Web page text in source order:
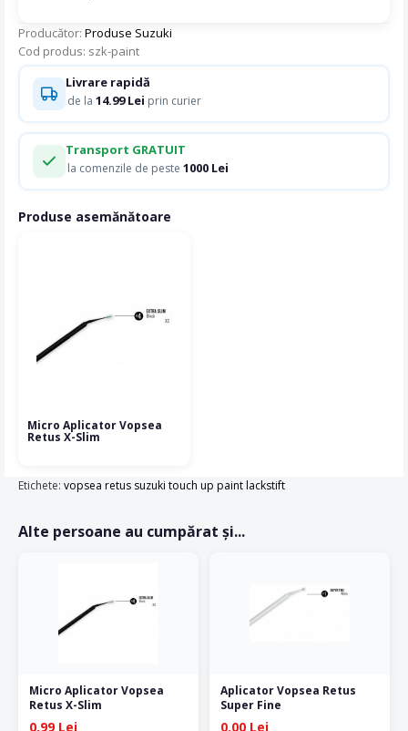
Producător: Produse Suzuki
Cod produs: szk-paint
Produse asemănătoare
Micro Aplicator Vopsea
Retus X-Slim
Livrare rapidă
de la 14.99 Lei prin curier
Transport GRATUIT
la comenzile de peste 1000 Lei
Etichete: vopsea retus suzuki touch up paint lackstift
Alte persoane au cumpărat și...
Micro Aplicator Vopsea
Retus X-Slim
0.99 Lei
Aplicator Vopsea Retus
Super Fine
0.00 Lei